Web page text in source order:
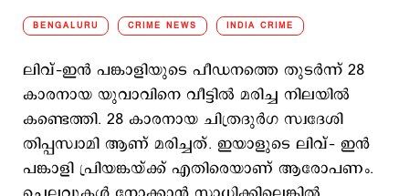
BENGALURU CRIME NEWS INDIA CRIME
ലിവ്–ഇന്‍ പങ്കാളിയുടെ പീഡനത്തെ തുടര്‍ന്ന് 28
കാരനായ യുവാവിനെ വീട്ടില്‍ മരിച്ച നിലയില്‍
കണ്ടെത്തി. 28 കാരനായ ചിത്രദുര്‍ഗ സ്വദേശി
തിപ്പസ്വാമി ആണ് മരിച്ചത്. ഇയാളുടെ ലിവ്– ഇന്‍
പങ്കാളി പ്രിയങ്കയ്ക്ക് എതിരെയാണ് ആരോപണം.